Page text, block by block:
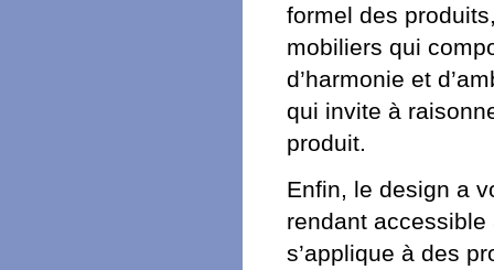
formel des
mobiliers qui
d’harmonie et
qui invite à
produit.
Enfin, le design a
rendant accessible
s’applique à des